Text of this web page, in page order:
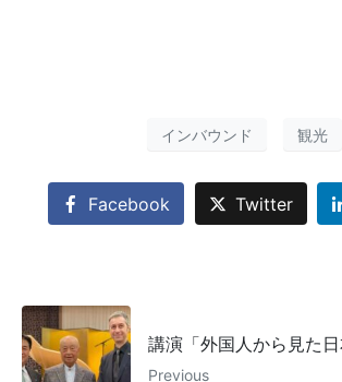
インバウンド 観光
Facebook Twitter
講演「外国人から見た日
Previous